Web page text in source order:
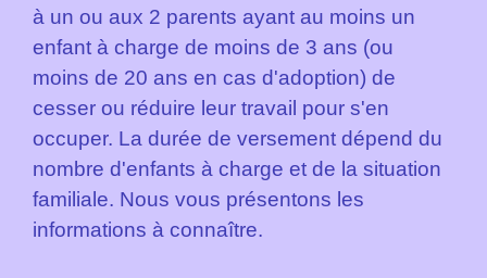
à un ou aux 2 parents ayant au moins un
enfant à charge de moins de 3 ans (ou
moins de 20 ans en cas d'adoption) de
cesser ou réduire leur travail pour s'en
occuper. La durée de versement dépend du
nombre d'enfants à charge et de la situation
familiale. Nous vous présentons les
informations à connaître.